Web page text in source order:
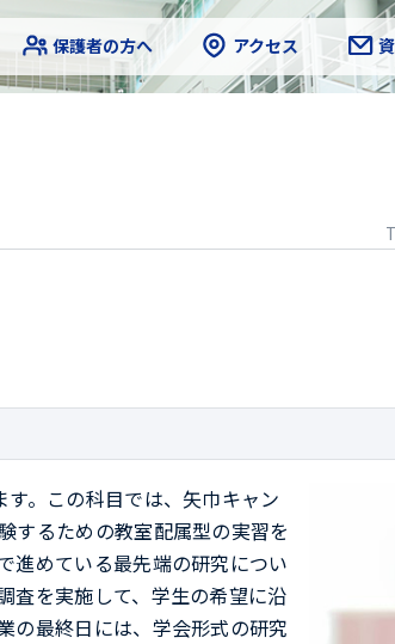
保護者の方へ アクセス
。この科目では、矢巾キャン
するための教室配属型の実習を
進めている最先端の研究につい
査を実施して、学生の希望に沿
の最終日には、学会形式の研究